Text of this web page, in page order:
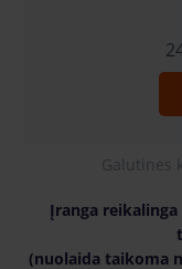
Galutines
Įranga
(nuolaida taikoma